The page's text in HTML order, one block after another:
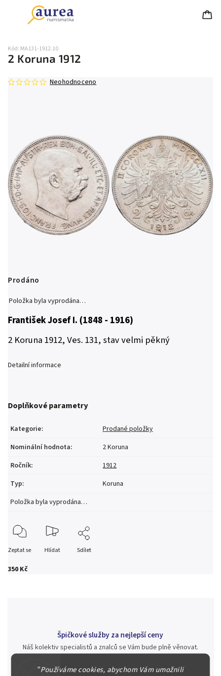
"Používáme cookies, abychom Vám umožnili
2 Koruna 1912
Kód: MA131-1912.10
Neohodnoceno
350 Kč
Prodáno
Položka byla vyprodána…
František Josef I. (1848 - 1916)
2 Koruna 1912, Ves. 131, stav velmi pěkný
Detailní informace
Doplňkové parametry
Kategorie:
Prodané položky
Nominální hodnota:
2 Koruna
Ročník:
1912
Typ:
Koruna
Položka byla vyprodána…
Zeptat se Hlídat Sdílet
Špičkové služby za nejlepší ceny
Náš kolektiv specialistů a znalců se Vám bude plně věnovat.
Posoudíme kvalitu a pravost Vašeho materiálu, prodáme v naší
aukci nebo Vám poradíme kam investovat.